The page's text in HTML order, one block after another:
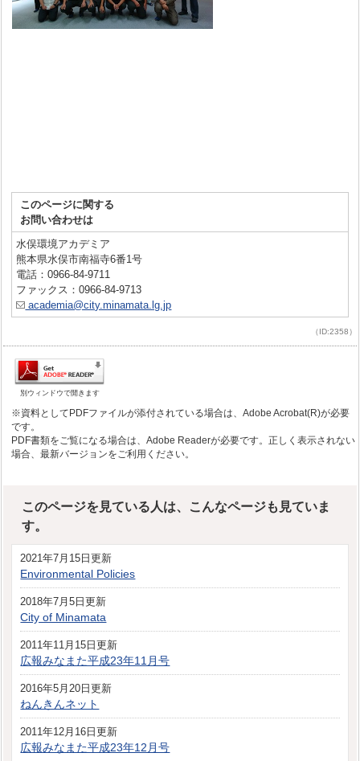
このページに関する
お問い合わせは
水俣環境アカデミア
熊本県水俣市南福寺6番1号
電話：0966-84-9711
ファックス：0966-84-9713
academia@city.minamata.lg.jp
（ID:2358）
別ウィンドウで開きます
※資料としてPDFファイルが添付されている場合は、Adobe Acrobat(R)が必要
です。
PDF書類をご覧になる場合は、Adobe Readerが必要です。正しく表示されない
場合、最新バージョンをご利用ください。
このページを見ている人は、こんなページも見ていま
す。
2021年7月15日更新
Environmental Policies
2018年7月5日更新
City of Minamata
2011年11月15日更新
広報みなまた平成23年11月号
2016年5月20日更新
ねんきんネット
2011年12月16日更新
広報みなまた平成23年12月号